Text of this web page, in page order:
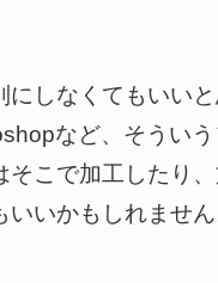
にしなくてもいい
など、そうい
そこで加工したり
いかもしれません